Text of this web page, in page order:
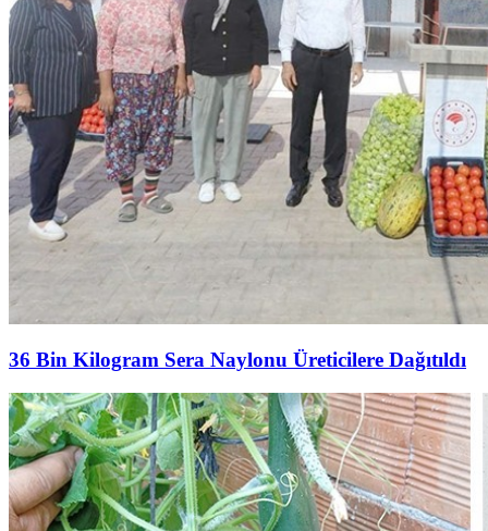
36 Bin Kilogram Sera Naylonu Üreticilere Dağıtıldı